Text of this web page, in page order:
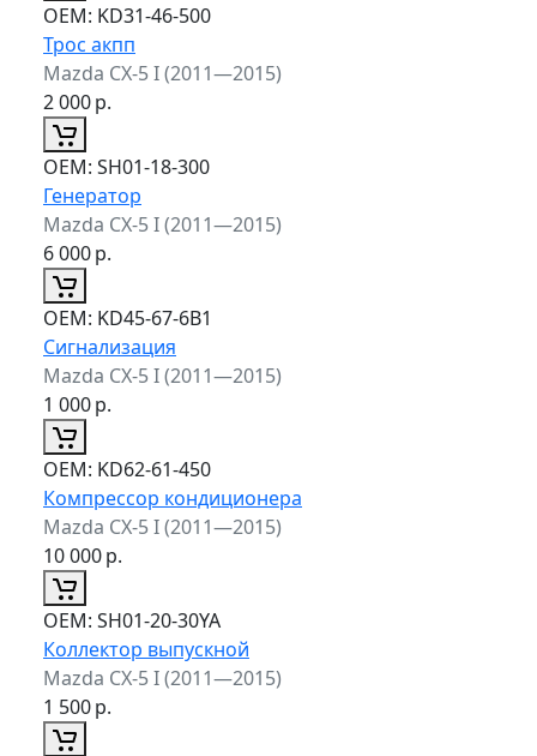
ОЕМ: KD31-46-500
Трос акпп
Mazda CX-5 I (2011—2015)
2 000р.
ОЕМ: SH01-18-300
Генератор
Mazda CX-5 I (2011—2015)
6 000р.
ОЕМ: KD45-67-6B1
Сигнализация
Mazda CX-5 I (2011—2015)
1 000р.
ОЕМ: KD62-61-450
Компрессор кондиционера
Mazda CX-5 I (2011—2015)
10 000р.
ОЕМ: SH01-20-30YA
Коллектор выпускной
Mazda CX-5 I (2011—2015)
1 500р.